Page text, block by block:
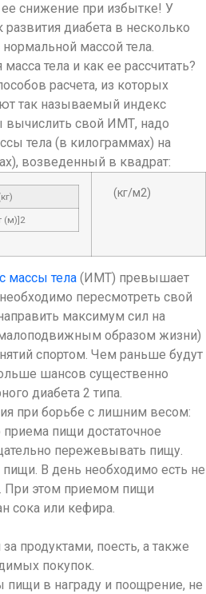
снижение при избытке! У
диабета в несколько
массой тела.
тела и как ее рассчитать?
расчета, из которых
так называемый индекс
свой ИМТ, надо
тела (в килограммах) на
возведенный в квадрат:
(м)]2
(кг/м2)
массы тела (ИМТ) превышает
пересмотреть свой
максимум сил на
образом жизни)
спортом. Чем раньше будут
шансов существенно
диабета 2 типа.
при борьбе с лишним весом:
пищи достаточное
пережевывать пищу.
В день необходимо есть не
При этом приемом пищи
сока или кефира.
продуктами, поесть, а также
покупок.
в награду и поощрение, не